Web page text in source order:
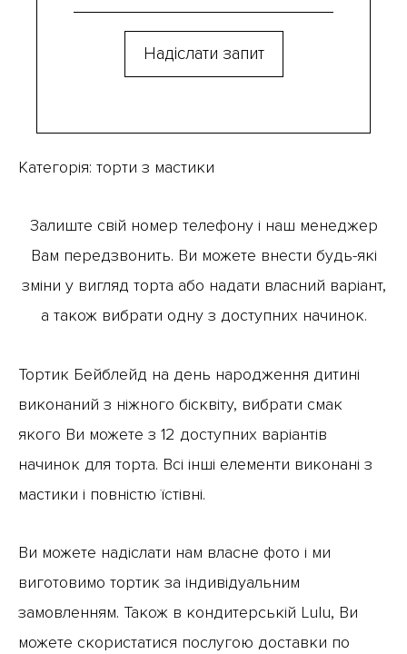
Категорія: торти з мастики
Залиште свій номер телефону і наш менеджер
Вам передзвонить. Ви можете внести будь-які
зміни у вигляд торта або надати власний варіант,
а також вибрати одну з доступних начинок.
Тортик Бейблейд на день народження дитині
виконаний з ніжного бісквіту, вибрати смак
якого Ви можете з 12 доступних варіантів
начинок для торта. Всі інші елементи виконані з
мастики і повністю їстівні.
Ви можете надіслати нам власне фото і ми
виготовимо тортик за індивідуальним
замовленням. Також в кондитерській Lulu, Ви
можете скористатися послугою доставки по